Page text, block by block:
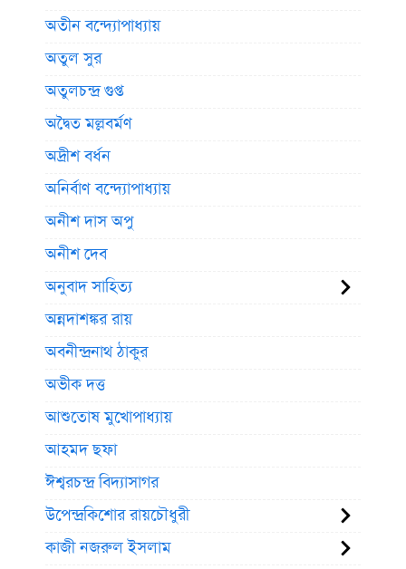
অতীন বন্দ্যোপাধ্যায়
অতুল সুর
অতুলচন্দ্র গুপ্ত
অদ্বৈত মল্লবর্মণ
অদ্রীশ বর্ধন
অনির্বাণ বন্দ্যোপাধ্যায়
অনীশ দাস অপু
অনীশ দেব
অনুবাদ সাহিত্য
অন্নদাশঙ্কর রায়
অবনীন্দ্রনাথ ঠাকুর
অভীক দত্ত
আশুতোষ মুখোপাধ্যায়
আহমদ ছফা
ঈশ্বরচন্দ্র বিদ্যাসাগর
উপেন্দ্রকিশোর রায়চৌধুরী
কাজী নজরুল ইসলাম